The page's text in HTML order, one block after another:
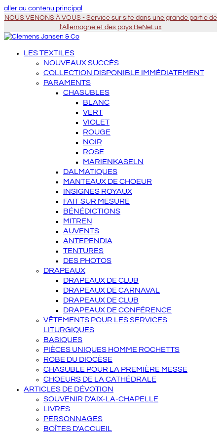
aller au contenu principal
NOUS VENONS À VOUS - Service sur site dans une grande partie de
l'Allemagne et des pays BeNeLux
LES TEXTILES
NOUVEAUX SUCCÈS
COLLECTION DISPONIBLE IMMÉDIATEMENT
PARAMENTS
CHASUBLES
BLANC
VERT
VIOLET
ROUGE
NOIR
ROSE
MARIENKASELN
DALMATIQUES
MANTEAUX DE CHOEUR
INSIGNES ROYAUX
FAIT SUR MESURE
BÉNÉDICTIONS
MITREN
AUVENTS
ANTEPENDIA
TENTURES
DES PHOTOS
DRAPEAUX
DRAPEAUX DE CLUB
DRAPEAUX DE CARNAVAL
DRAPEAUX DE CLUB
DRAPEAUX DE CONFÉRENCE
VÊTEMENTS POUR LES SERVICES
LITURGIQUES
BASIQUES
PIÈCES UNIQUES HOMME ROCHETTS
ROBE DU DIOCÈSE
CHASUBLE POUR LA PREMIÈRE MESSE
CHOEURS DE LA CATHÉDRALE
ARTICLES DE DÉVOTION
SOUVENIR D'AIX-LA-CHAPELLE
LIVRES
PERSONNAGES
BOÎTES D'ACCUEIL